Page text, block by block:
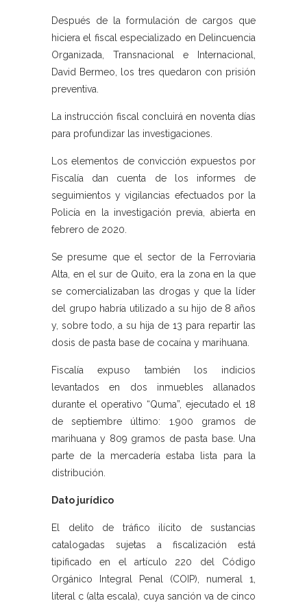
Después de la formulación de cargos que
hiciera el fiscal especializado en Delincuencia
Organizada, Transnacional e Internacional,
David Bermeo, los tres quedaron con prisión
preventiva.
La instrucción fiscal concluirá en noventa días
para profundizar las investigaciones.
Los elementos de convicción expuestos por
Fiscalía dan cuenta de los informes de
seguimientos y vigilancias efectuados por la
Policía en la investigación previa, abierta en
febrero de 2020.
Se presume que el sector de la Ferroviaria
Alta, en el sur de Quito, era la zona en la que
se comercializaban las drogas y que la líder
del grupo habría utilizado a su hijo de 8 años
y, sobre todo, a su hija de 13 para repartir las
dosis de pasta base de cocaína y marihuana.
Fiscalía expuso también los indicios
levantados en dos inmuebles allanados
durante el operativo “Quma”, ejecutado el 18
de septiembre último: 1.900 gramos de
marihuana y 809 gramos de pasta base. Una
parte de la mercadería estaba lista para la
distribución.
Dato jurídico
El delito de tráfico ilícito de sustancias
catalogadas sujetas a fiscalización está
tipificado en el artículo 220 del Código
Orgánico Integral Penal (COIP), numeral 1,
literal c (alta escala), cuya sanción va de cinco